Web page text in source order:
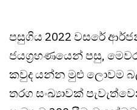
පසුගිය 2022 වසරේ
ජයග්‍රහණයෙන් පසු,
කවුද යන්න මුළු ලොවම
තරග සංඛ්‍යාවක්